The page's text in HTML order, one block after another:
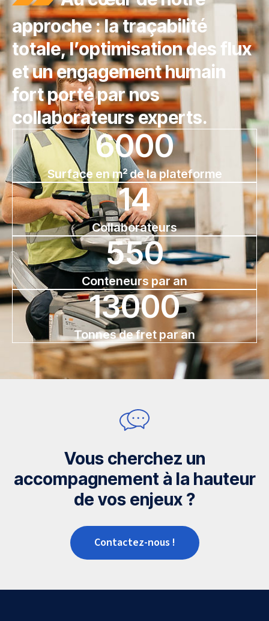
approche : la traçabilité
totale, l’optimisation des flux
et un engagement humain
fort porté par nos
collaborateurs experts.
6000
Surface en m² de la plateforme
14
Collaborateurs
550
Conteneurs par an
13000
Tonnes de fret par an
Vous cherchez un
accompagnement à la hauteur
de vos enjeux ?
Contactez-nous !